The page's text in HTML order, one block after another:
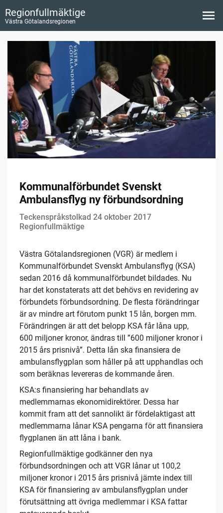
Regionfullmäktige
Västra Götalandsregionen
Kommunalförbundet Svenskt
Ambulansflyg ny förbundsordning
Teckenspråkstolkad 24 oktober 2017
Regionfullmäktige
Västra Götalandsregionen (VGR) är medlem i
Kommunalförbundet Svenskt Ambulansflyg (KSA)
sedan 2016 då kommunalförbundet bildades. Nu
har det konstaterats att det behövs en revidering av
förbundets förbundsordning. De flesta förändringar
är av mindre art förutom punkt 15 lån, borgen mm.
Förändringen är att det belopp KSA får låna upp,
600 miljoner kronor, ändras till ”600 miljoner kronor i
2015 års prisnivå”. Detta lån ska finansiera de
ambulansflygplan som håller på att upphandlas och
som beräknas levereras de kommande åren.
KSA:s finansiering har behandlats av
medlemmarnas ekonomidirektörer. Dessa har
kommit fram att det sannolikt är fördelaktigast att
medlemmarna lånar KSA pengarna för att finansiera
flygplanen än att låna i bank.
Regionfullmäktige godkänner den nya
förbundsordningen och att VGR lånar ut 100,2
miljoner kronor i 2015 års prisnivå jämte index till
KSA för finansiering av ambulansflygplan under
förutsättning att övriga medlemmar i KSA fattar